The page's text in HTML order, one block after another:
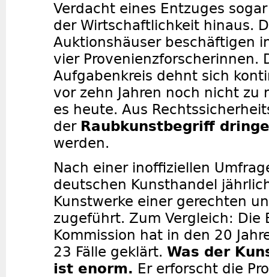
Verdacht eines Entzuges
der Wirtschaftlichkeit hinaus.
Auktionshäuser beschäftigen
vier Provenienzforscherinnen.
Aufgabenkreis dehnt sich
vor zehn Jahren noch nicht zu
es heute. Aus
der Raubkunstbegriff
werden.
Nach einer inoffiziellen
deutschen Kunsthandel
Kunstwerke einer gerechten
zugeführt. Zum Vergleich: Die
Kommission hat in den 20
23 Fälle geklärt. Was der
ist enorm. Er erforscht die